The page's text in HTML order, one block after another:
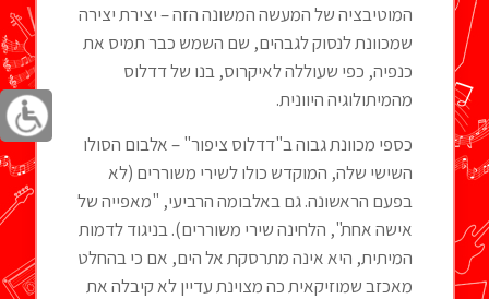
המוטיבציה של המעשה המשונה הזה – יצירת יצירה
שמכוונת לנסוק לגבהים, שם השמש כבר תמיס את
כנפיה, כפי שעוללה לאיקרוס, בנו של דדלוס
מהמיתולוגיה היוונית.
כספי מכוונת גבוה ב"דדלוס ציפור" – אלבום הסולו
השישי שלה, המוקדש כולו לשירי משוררים (לא
בפעם הראשונה. גם באלבומה הרביעי, "מאפייה של
אישה אחת", הלחינה שירי משוררים). בניגוד לדמות
המיתית, היא אינה מתרסקת אל הים, אם כי בהחלט
מאכזב שמוזיקאית כה מצוינת עדיין לא קיבלה את